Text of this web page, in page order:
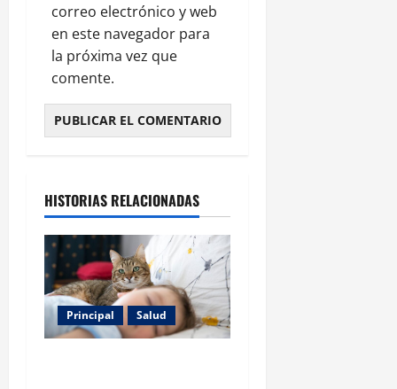
correo electrónico y web
en este navegador para
la próxima vez que
comente.
HISTORIAS RELACIONADAS
Principal Salud